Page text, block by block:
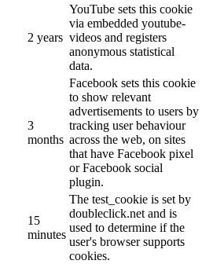
2 years
YouTube sets this cookie
via embedded youtube-
videos and registers
anonymous statistical
data.
3
months
Facebook sets this cookie
to show relevant
advertisements to users by
tracking user behaviour
across the web, on sites
that have Facebook pixel
or Facebook social
plugin.
15
minutes
The test_cookie is set by
doubleclick.net and is
used to determine if the
user's browser supports
cookies.